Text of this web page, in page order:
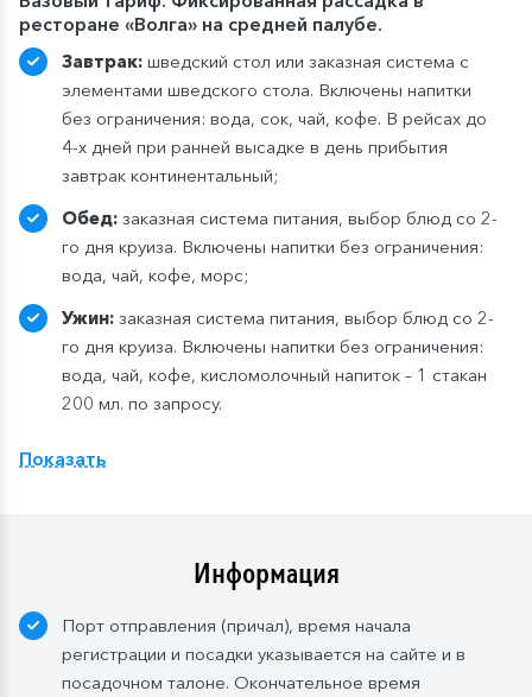
ресторане «Волга» на средней палубе.
Завтрак: шведский стол или заказная система с
элементами шведского стола. Включены напитки
без ограничения: вода, сок, чай, кофе. В рейсах до
4-х дней при ранней высадке в день прибытия
завтрак континентальный;
Обед: заказная система питания, выбор блюд со 2-
го дня круиза. Включены напитки без ограничения:
вода, чай, кофе, морс;
Ужин: заказная система питания, выбор блюд со 2-
го дня круиза. Включены напитки без ограничения:
вода, чай, кофе, кисломолочный напиток – 1 стакан
200 мл. по запросу.
ресторане «Нева» на шлюпочной палу
тариф предусмотрен по умолчанию.
элементами шведского стола. Включены напитки
без ограничения: вода, сок, чай, кофе. В рейсах до
4-х дней при ранней высадке в день прибытия
Показать
Информация
Порт отправления (причал), время начала
регистрации и посадки указывается на сайте и в
посадочном талоне. Окончательное время